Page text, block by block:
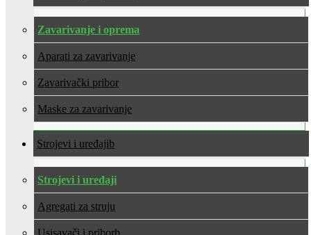
Zavarivanje i oprema
Aparati za zavarivanje
Zavarivački pribor
Maske za zavarivanje
Strojevi i uređaji
Strojevi i uređaji
Agregati za struju
Usisavači i pribor